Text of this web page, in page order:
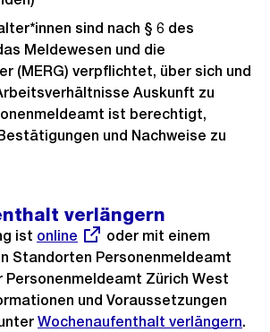
sind nach § 6 des
Meldewesen und die
(MERG) verpflichtet, über sich und
Auskunft zu
ist berechtigt,
und Nachweise zu
verlängern
ist Externer
Link:
online oder mit einem
Link:
Standorten Personenmeldeamt
Personenmeldeamt Zürich West
und Voraussetzungen
Wochenaufenthalt verlängern.